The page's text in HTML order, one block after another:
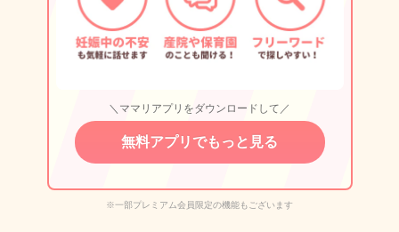
＼ママリアプリをダウンロードして／
無料アプリでもっと見る
※一部プレミアム会員限定の機能もございます